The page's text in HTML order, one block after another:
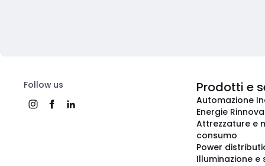
Follow us Prodotti e
Automazione
Energie
Attrezzature e
consumo
Power
Illuminazione